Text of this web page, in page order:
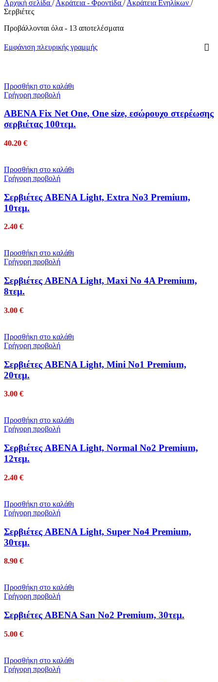
Αρχική σελίδα / Ακράτεια - Φροντίδα / Ακράτεια Ενηλίκων /
Σερβιέτες
Προβάλλονται όλα - 13 αποτελέσματα
Εμφάνιση πλευρικής γραμμής
Προσθήκη στο καλάθι
Γρήγορη προβολή
ABENA Fix Net One, One size, εσώρουχο στερέωσης
σερβιέτας 100τεμ.
40.20 €
Προσθήκη στο καλάθι
Γρήγορη προβολή
Σερβιέτες ABENA Light, Extra No3 Premium,
10τεμ.
2.40 €
Προσθήκη στο καλάθι
Γρήγορη προβολή
Σερβιέτες ABENA Light, Maxi No 4Α Premium,
8τεμ.
3.00 €
Προσθήκη στο καλάθι
Γρήγορη προβολή
Σερβιέτες ABENA Light, Mini No1 Premium,
20τεμ.
3.00 €
Προσθήκη στο καλάθι
Γρήγορη προβολή
Σερβιέτες ABENA Light, Normal No2 Premium,
12τεμ.
2.40 €
Προσθήκη στο καλάθι
Γρήγορη προβολή
Σερβιέτες ABENA Light, Super No4 Premium,
30τεμ.
8.90 €
Προσθήκη στο καλάθι
Γρήγορη προβολή
Σερβιέτες ABENA San No2 Premium, 30τεμ.
5.00 €
Προσθήκη στο καλάθι
Γρήγορη προβολή